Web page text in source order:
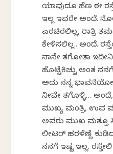
ಯಾವುದೂ ಹೆಣ ಈ
ಇಲ್ಲ ಇವರೇ ಅಂದೆ.
ಎರಚಿರಲಿಲ್ಲ, ರಾತ್ರಿ
ಕೇಳಿಸಲಿಲ್ಲ.. ಅಂದೆ.
ನಾನೇ ತಗೋತಾ
ಹೊಟ್ಟೆಕಿಚ್ಚು ಅಂತ
ಅದು ನನ್ನ
ನೀವೇ ತಗೊಳ್ಳಿ…
ಮುಖ್ಯ ಮಂತ್ರಿ, ಉಪ
ಅವರು ಮುಖ ಮತ್ತೂ
ಲೀಟರ್ ಹರಳೆಣ್ಣೆ
ನನಗೆ ಇಷ್ಟ ಇಲ್ಲ.